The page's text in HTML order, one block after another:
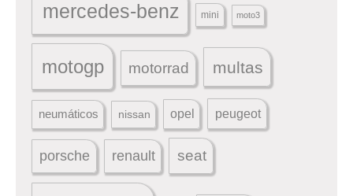
mercedes-benz mini moto3
motogp motorrad multas
neumáticos nissan opel peugeot
porsche renault seat